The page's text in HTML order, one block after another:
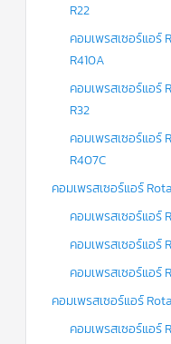
R22
คอมเพรสเซอร์แอร์
R410A
คอมเพรสเซอร์แอร์
R32
คอมเพรสเซอร์แอร์
R407C
คอมเพรสเซอร์แอร์
คอมเพรสเซอร์แอร์
คอมเพรสเซอร์แอร์
คอมเพรสเซอร์แอร์
คอมเพรสเซอร์แอร์
คอมเพรสเซอร์แอร์